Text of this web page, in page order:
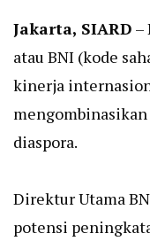
Jakarta, SIARD –
atau BNI (kode
kinerja
mengombinasikan
diaspora.
Direktur Utama
potensi